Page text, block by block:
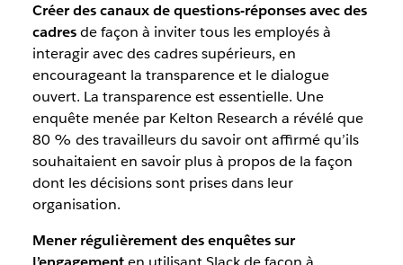
Créer des canaux de questions-réponses avec des
cadresde façon à inviter tous les employés à
interagir avec des cadres supérieurs, en
encourageant la transparence et le dialogue
ouvert. La transparence est essentielle. Une
enquête menée par Kelton Research a révélé que
80 % des travailleurs du savoir ont affirmé qu’ils
souhaitaient en savoir plus à propos de la façon
dont les décisions sont prises dans leur
organisation.
Mener régulièrement des enquêtes sur